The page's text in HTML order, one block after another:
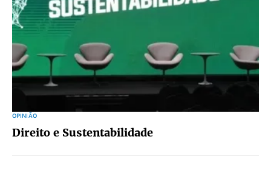
OPINIÃO
Direito e Sustentabilidade